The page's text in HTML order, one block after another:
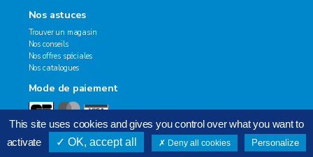
Nos astuces
Trouver un magasin
Nos conseils
Nos offres spéciales
Nos catalogues
Mode de paiement
2020 © Copra. Tous droits réservés.
This site uses cookies and gives you control over what you want to
activate
OK, accept all Deny all cookies Personalize